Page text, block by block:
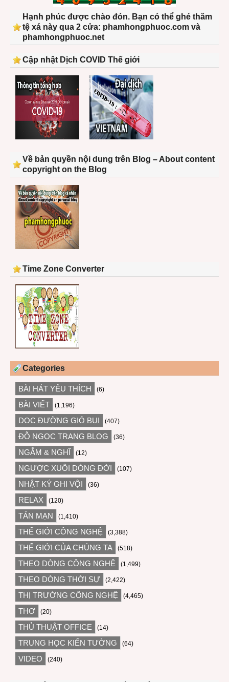
Hạnh phúc được chào đón. Bạn có thể ghé thăm
tệ xá này qua 2 cửa: phamhongphuoc.com và
phamhongphuoc.net
Cập nhật Dịch COVID Thế giới
Về bản quyền nội dung trên Blog – About content
copyright on the Blog
Time Zone Converter
Categories
BÀI HÁT YÊU THÍCH (6)
BÀI VIẾT (1,196)
DỌC ĐƯỜNG GIÓ BỤI (407)
ĐỖ NGỌC TRANG BLOG (36)
NGẪM & NGHĨ (12)
NGƯỢC XUÔI DÒNG ĐỜI (107)
NHẬT KÝ GHI VỘI (36)
RELAX (120)
TẢN MẠN (1,410)
THẾ GIỚI CÔNG NGHỆ (3,388)
THẾ GIỚI CỦA CHÚNG TA (518)
THEO DÒNG CÔNG NGHỆ (1,499)
THEO DÒNG THỜI SỰ (2,422)
THỊ TRƯỜNG CÔNG NGHỆ (4,465)
THƠ (20)
THỦ THUẬT OFFICE (14)
TRUNG HỌC KIẾN TƯỜNG (64)
VIDEO (240)